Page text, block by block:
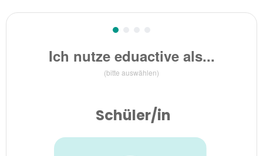
Ich nutze eduactive als...
Schüler/in